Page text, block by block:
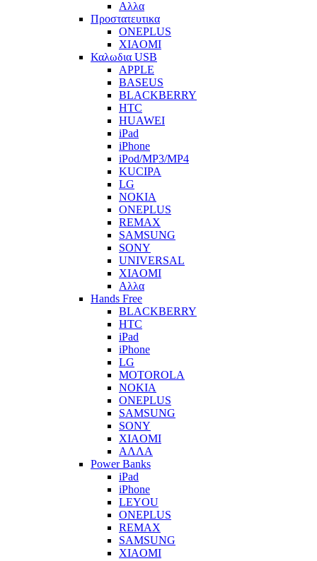
Αλλα
Προστατευτικα
ONEPLUS
XIAOMI
Καλωδια USB
APPLE
BASEUS
BLACKBERRY
HTC
HUAWEI
iPad
iPhone
iPod/MP3/MP4
KUCIPA
LG
NOKIA
ONEPLUS
REMAX
SAMSUNG
SONY
UNIVERSAL
XIAOMI
Αλλα
Hands Free
BLACKBERRY
HTC
iPad
iPhone
LG
MOTOROLA
NOKIA
ONEPLUS
SAMSUNG
SONY
XIAOMI
ΑΛΛΑ
Power Banks
iPad
iPhone
LEYOU
ONEPLUS
REMAX
SAMSUNG
XIAOMI